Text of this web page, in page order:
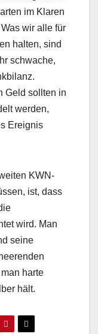
im Klaren
wir alle für
halten, sind
schwache,
Geld sollten in
werden,
Ereignis
KWN-
ist, dass
wird. Man
seine
harte
hält.